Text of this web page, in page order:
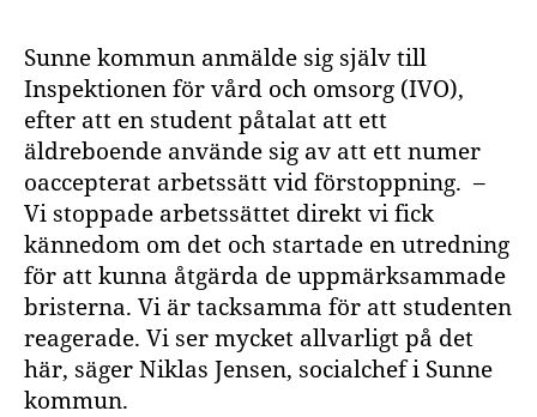
Sunne kommun anmälde sig själv till
Inspektionen för vård och omsorg (IVO),
efter att en student påtalat att ett
äldreboende använde sig av att ett numer
oaccepterat arbetssätt vid förstoppning. –
Vi stoppade arbetssättet direkt vi fick
kännedom om det och startade en utredning
för att kunna åtgärda de uppmärksammade
bristerna. Vi är tacksamma för att studenten
reagerade. Vi ser mycket allvarligt på det
här, säger Niklas Jensen, socialchef i Sunne
kommun.